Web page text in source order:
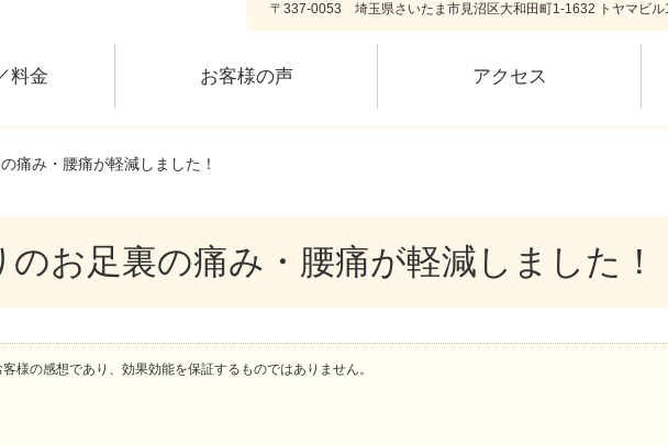
〒337-0053 埼玉県さいたま市見沼区大和田町1-1632 トヤマビル
料金 お客様の声 アクセス
痛み・腰痛が軽減しました！
お足裏の痛み・腰痛が軽減しました！
様の感想であり、効果効能を保証するものではありません。